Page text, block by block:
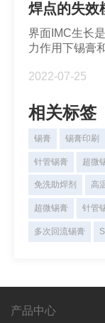
焊点的失效
界面IMC生长
力作用下锡膏
2022-07-25
相关标签
锡膏 锡膏印刷
针管锡膏 超微
免洗助焊剂 高
超微锡膏 针管
多次回流锡膏
产品中心